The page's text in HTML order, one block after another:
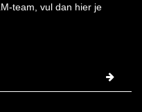
team, vul dan hier je